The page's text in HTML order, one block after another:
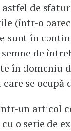
astfel de
(într-o
sunt în
de
în domeniu
se ocupă
un articol
o serie de